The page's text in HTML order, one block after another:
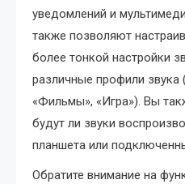
уведомлений и
также позволяют
более тонкой настройки
различные профили звука
«Фильмы», «Игра»). Вы
будут ли звуки
планшета или
Обратите внимание на